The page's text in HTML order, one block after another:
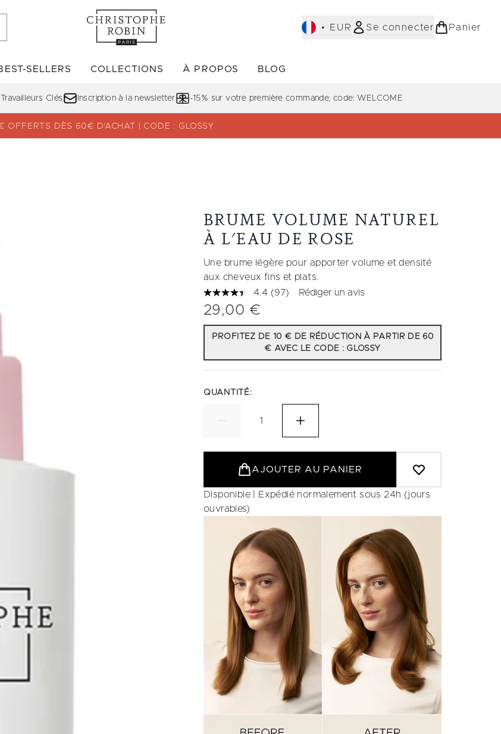
• EUR Se connecter Panier
Accédez au sous-menu (DÉCOUVRIR)
SELLERS
Accédez au sous-menu (BEST-SELLERS)
COLLECTIONS
Accédez au sous-menu (COLLECTIONS)
À PROPOS BLOG
Clés Inscription à la newsletter -15% sur votre première commande, code: WELCOME
OFFERTS DÈS 60€ D’ACHAT | CODE : GLOSSY
BRUME VOLUME NATUREL
À L'EAU DE ROSE
Une brume légère pour apporter volume et densité
aux cheveux fins et plats.
4.4 Lire
Lien
sur
la
même
page.
(97) Rédiger un avis
29,00 €
PROFITEZ DE 10 € DE RÉDUCTION À PARTIR DE 60
€ AVEC LE CODE : GLOSSY
QUANTITÉ:
AJOUTER AU PANIER
Disponible | Expédié normalement sous 24h (jours
ouvrables)